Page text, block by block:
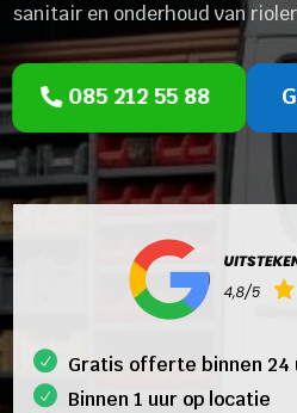
sanitair en onderhoud van
085 212 55 88
Gratis offerte binnen 24
Binnen 1 uur op locatie